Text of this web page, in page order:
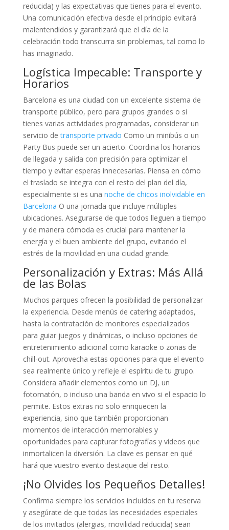
reducida) y las expectativas que tienes para el evento.
Una comunicación efectiva desde el principio evitará
malentendidos y garantizará que el día de la
celebración todo transcurra sin problemas, tal como lo
has imaginado.
Logística Impecable: Transporte y
Horarios
Barcelona es una ciudad con un excelente sistema de
transporte público, pero para grupos grandes o si
tienes varias actividades programadas, considerar un
servicio detransporte privado Como un minibús o un
Party Bus puede ser un acierto. Coordina los horarios
de llegada y salida con precisión para optimizar el
tiempo y evitar esperas innecesarias. Piensa en cómo
el traslado se integra con el resto del plan del día,
especialmente si es una noche de chicos inolvidable en
Barcelona O una jornada que incluye múltiples
ubicaciones. Asegurarse de que todos lleguen a tiempo
y de manera cómoda es crucial para mantener la
energía y el buen ambiente del grupo, evitando el
estrés de la movilidad en una ciudad grande.
Personalización y Extras: Más Allá
de las Bolas
Muchos parques ofrecen la posibilidad de personalizar
la experiencia. Desde menús de catering adaptados,
hasta la contratación de monitores especializados
para guiar juegos y dinámicas, o incluso opciones de
entretenimiento adicional como karaoke o zonas de
chill-out. Aprovecha estas opciones para que el evento
sea realmente único y refleje el espíritu de tu grupo.
Considera añadir elementos como un DJ, un
fotomatón, o incluso una banda en vivo si el espacio lo
permite. Estos extras no solo enriquecen la
experiencia, sino que también proporcionan
momentos de interacción memorables y
oportunidades para capturar fotografías y vídeos que
inmortalicen la diversión. La clave es pensar en qué
hará que vuestro evento destaque del resto.
¡No Olvides los Pequeños Detalles!
Confirma siempre los servicios incluidos en tu reserva
y asegúrate de que todas las necesidades especiales
de los invitados (alergias, movilidad reducida) sean